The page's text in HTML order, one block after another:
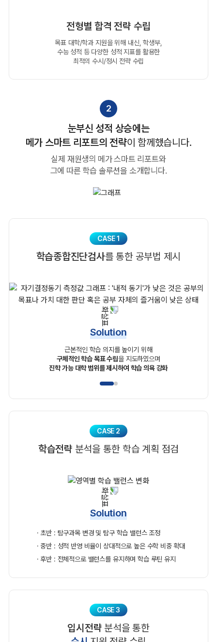
전형별 합격 전략 수립
목표 대학/학과 지원을 위해 내신, 학생부,
수능 성적 등 다양한 성적 지표를 활용한
최적의 수시/정시 전략 수립
2
눈부신 성적 상승에는
메가 스마트 리포트의 전략이 함께했습니다.
실제 재원생의 메가 스마트 리포트와
그에 따른 학습 솔루션을 소개합니다.
CASE 1
학습종합진단검사를 통한 공부법 제시
Solution
근본적인 학습 의지를 높이기 위해
구체적인 학습 목표 수립을 지도하였으며
진학 가능 대학 범위를 제시하여 학습 의욕 강화
CASE 2
학습전략 분석을 통한 학습 계획 점검
Solution
· 초반 : 탐구과목 변경 및 탐구 학습 밸런스 조정
· 중반 : 성적 반영 비율이 상대적으로 높은 수학 비중 확대
· 후반 : 전체적으로 밸런스를 유지하며 학습 루틴 유지
CASE 3
입시전략 분석을 통한